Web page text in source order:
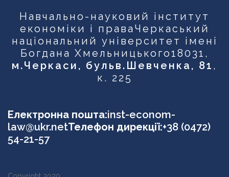
Навчально-науковий інститут
економіки і права Черкаський
національний університет імені
Богдана Хмельницького18031,
м.Черкаси, бульв.Шевченка, 81 ,
к. 225
Електронна пошта:inst-econom-
law@ukr.netТелефон дирекції:+38 (0472)
54-21-57